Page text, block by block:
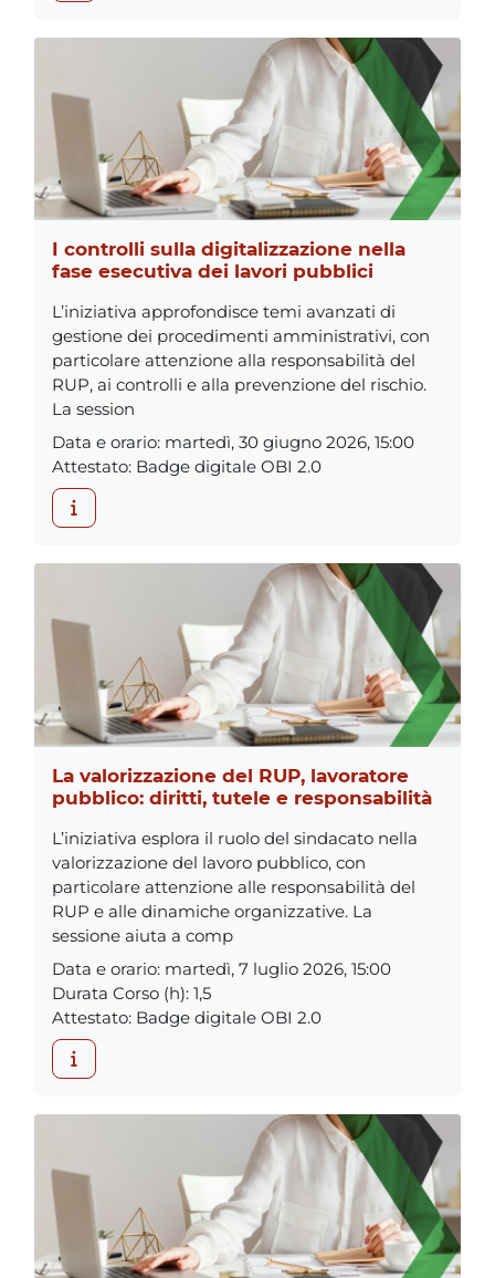
I controlli sulla digitalizzazione nella
fase esecutiva dei lavori pubblici
L’iniziativa approfondisce temi avanzati di
gestione dei procedimenti amministrativi, con
particolare attenzione alla responsabilità del
RUP, ai controlli e alla prevenzione del rischio.
La session
Data e orario: martedì, 30 giugno 2026, 15:00
Attestato: Badge digitale OBI 2.0
La valorizzazione del RUP, lavoratore
pubblico: diritti, tutele e responsabilità
L’iniziativa esplora il ruolo del sindacato nella
valorizzazione del lavoro pubblico, con
particolare attenzione alle responsabilità del
RUP e alle dinamiche organizzative. La
sessione aiuta a comp
Data e orario: martedì, 7 luglio 2026, 15:00
Durata Corso (h): 1,5
Attestato: Badge digitale OBI 2.0